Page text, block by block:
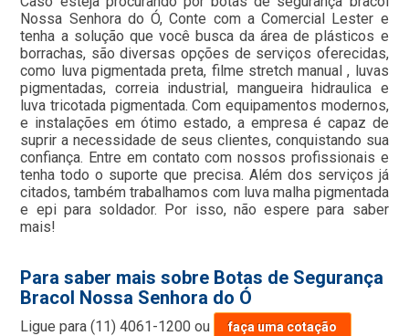
Nossa Senhora do Ó, Conte com a Comercial Lester e
tenha a solução que você busca da área de plásticos e
borrachas, são diversas opções de serviços oferecidas,
como luva pigmentada preta, filme stretch manual , luvas
pigmentadas, correia industrial, mangueira hidraulica e
luva tricotada pigmentada. Com equipamentos modernos,
e instalações em ótimo estado, a empresa é capaz de
suprir a necessidade de seus clientes, conquistando sua
confiança. Entre em contato com nossos profissionais e
tenha todo o suporte que precisa. Além dos serviços já
citados, também trabalhamos com luva malha pigmentada
e epi para soldador. Por isso, não espere para saber
mais!
Para saber mais sobre Botas de Segurança
Bracol Nossa Senhora do Ó
Ligue para(11) 4061-1200 ou faça uma cotação